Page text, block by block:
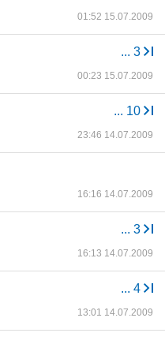
01:52 15.07.2009
... 3
00:23 15.07.2009
... 10
23:46 14.07.2009
16:16 14.07.2009
... 3
16:13 14.07.2009
... 4
13:01 14.07.2009